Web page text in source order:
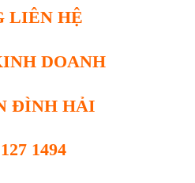
LIÊN HỆ
DOANH
ĐÌNH HẢI
1494